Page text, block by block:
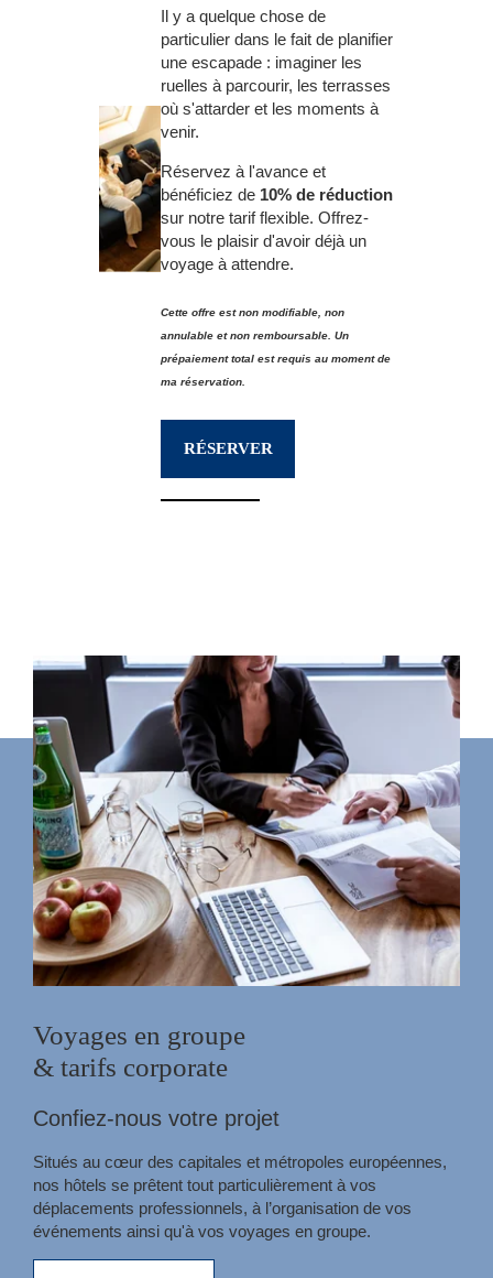
Il y a quelque chose de
particulier dans le fait de planifier
une escapade : imaginer les
ruelles à parcourir, les terrasses
où s'attarder et les moments à
venir.
Réservez à l'avance et
bénéficiez de 10% de réduction
sur notre tarif flexible. Offrez-
vous le plaisir d'avoir déjà un
voyage à attendre.
Cette offre est non modifiable, non
annulable et non remboursable. Un
prépaiement total est requis au moment de
ma réservation.
RÉSERVER
Voyages en groupe
& tarifs corporate
Confiez-nous votre projet
Situés au cœur des capitales et métropoles européennes,
nos hôtels se prêtent tout particulièrement à vos
déplacements professionnels, à l’organisation de vos
événements ainsi qu'à vos voyages en groupe.